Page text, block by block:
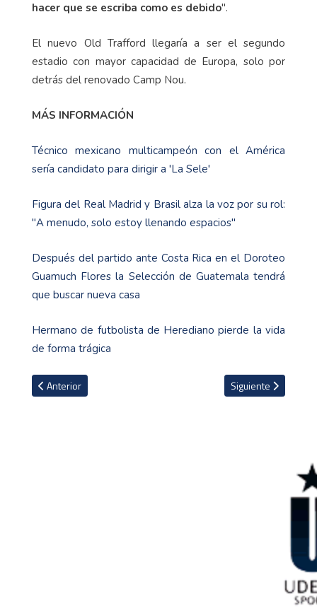
hacer que se escriba como es debido".
El nuevo Old Trafford llegaría a ser el segundo
estadio con mayor capacidad de Europa, solo por
detrás del renovado Camp Nou.
MÁS INFORMACIÓN
Técnico mexicano multicampeón con el América
sería candidato para dirigir a 'La Sele'
Figura del Real Madrid y Brasil alza la voz por su rol:
"A menudo, solo estoy llenando espacios"
Después del partido ante Costa Rica en el Doroteo
Guamuch Flores la Selección de Guatemala tendrá
que buscar nueva casa
Hermano de futbolista de Herediano pierde la vida
de forma trágica
Artículo anterior: Neerlandés Memphis Depay es fichado por
Anterior Artículo siguiente:
Siguiente